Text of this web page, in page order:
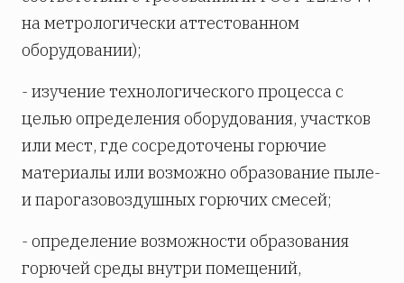
на метрологически аттестованном
оборудовании);
- изучение технологического процесса с
целью определения оборудования, участков
или мест, где сосредоточены горючие
материалы или возможно образование пыле-
и парогазовоздушных горючих смесей;
- определение возможности образования
горючей среды внутри помещений,